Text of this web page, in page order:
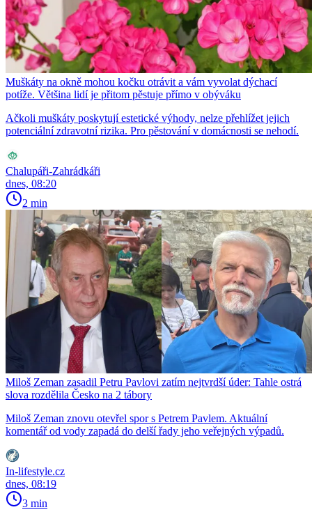
Muškáty na okně mohou kočku otrávit a vám vyvolat dýchací
potíže. Většina lidí je přitom pěstuje přímo v obýváku
Ačkoli muškáty poskytují estetické výhody, nelze přehlížet jejich
potenciální zdravotní rizika. Pro pěstování v domácnosti se nehodí.
Chalupáři-Zahrádkáři
dnes, 08:20
2 min
Miloš Zeman zasadil Petru Pavlovi zatím nejtvrdší úder: Tahle ostrá
slova rozdělila Česko na 2 tábory
Miloš Zeman znovu otevřel spor s Petrem Pavlem. Aktuální
komentář od vody zapadá do delší řady jeho veřejných výpadů.
In-lifestyle.cz
dnes, 08:19
3 min